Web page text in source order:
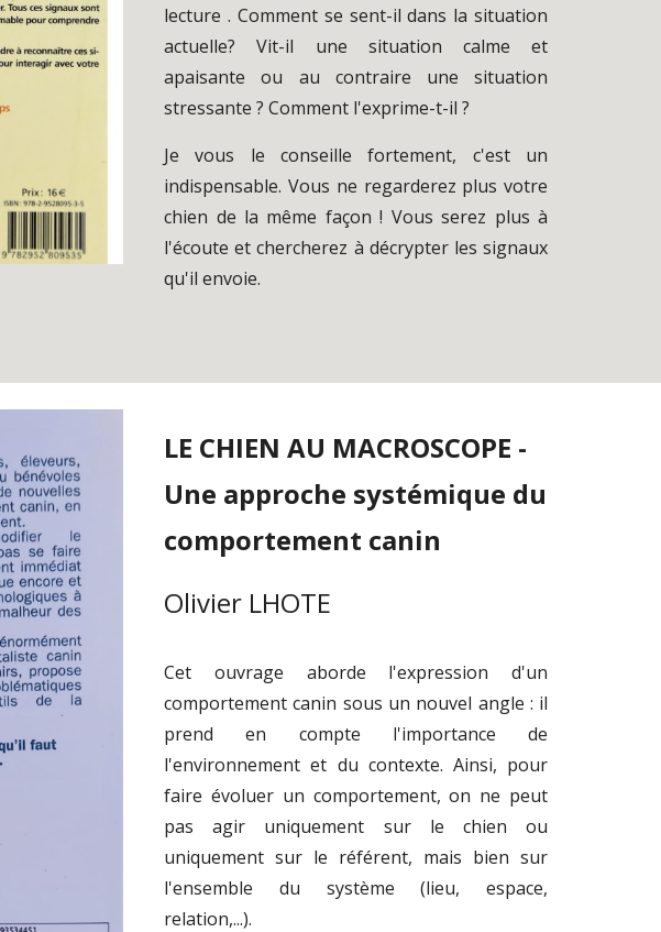
lecture . Comment se sent-il dans la situation
actuelle? Vit-il une situation calme et
apaisante ou au contraire une situation
stressante ? Comment l'exprime-t-il ?
Je vous le conseille fortement, c'est un
indispensable. Vous ne regarderez plus votre
chien de la même façon ! Vous serez plus à
l'écoute et chercherez à décrypter lessignaux
qu'il envoie.
LE CHIEN AU MACROSCOPE -
Une approche systémique du
comportement canin
Olivier LHOTE
Cet ouvrage aborde l'expression d'un
comportement canin sous un nouvel angle : il
prend en compte l'importance de
l'environnement et du contexte. Ainsi, pour
faire évoluer un comportement, on ne peut
pas agir uniquement sur le chien ou
uniquement sur le référent, mais bien sur
l'ensemble du système (lieu, espace,
relation,...).